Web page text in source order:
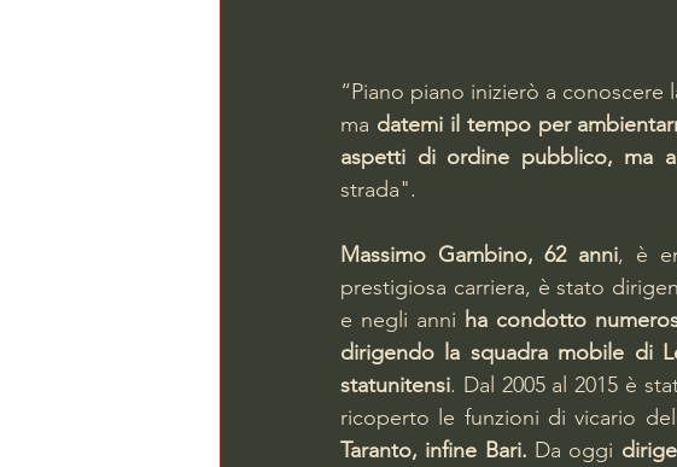
“Piano piano inizierò a
ma datemi il tempo per
aspetti di ordine pubblico, ma
strada".
Massimo Gambino, 62 anni, è
prestigiosa carriera, è stato
e negli anni ha condotto
dirigendo la squadra mobile di
statunitensi. Dal 2005 al 2015 è
ricoperto le funzioni di vicario
Taranto, infine Bari. Da oggi